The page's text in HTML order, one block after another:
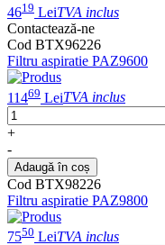
4619 LeiTVA inclus
Contactează-ne
Cod BTX96226
Filtru aspiratie PAZ9600
11469 LeiTVA inclus
+
-
Adaugă în coș
Cod BTX98226
Filtru aspiratie PAZ9800
7550 LeiTVA inclus